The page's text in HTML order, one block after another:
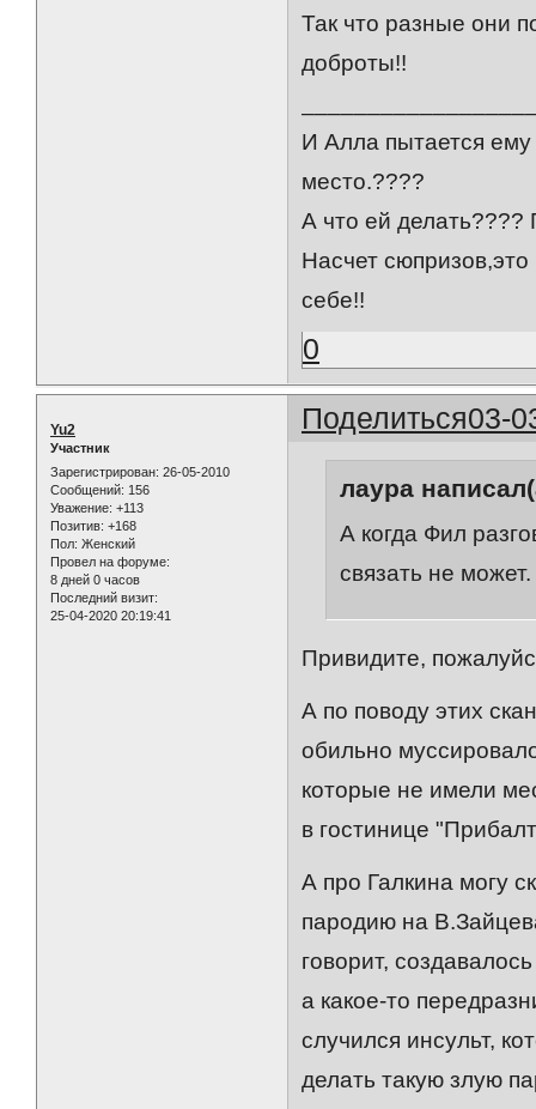
Так что разные они
доброты!!
И Алла пытается ему
место.????
А что ей делать????
Насчет
себе!!
0
Поделиться03-
Yu2
Участник
Зарегистрирован: 26-05-2010
Сообщений: 156
Уважение: +113
Позитив: +168
Пол: Женский
Провел на форуме:
8 дней 0 часов
Последний визит:
25-04-2020 20:19:41
лаура
А когда Фил
связать не может.
Привидите,
А по поводу этих
обильно
которые не имели
в гостинице
А про Галкина могу
пародию на
говорит,
а какое-то
случился инсульт,
делать такую злую